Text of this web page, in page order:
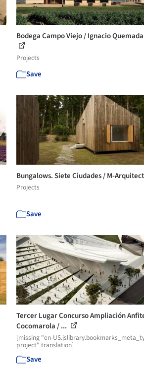
Bodega Campo Viejo / Ignacio
Projects
Save
Bungalows. Siete Ciudades / M-
Projects
Save
Tercer Lugar Concurso Ampliación
Cocomarola / ...
[missing "en-
project" translation]
Save